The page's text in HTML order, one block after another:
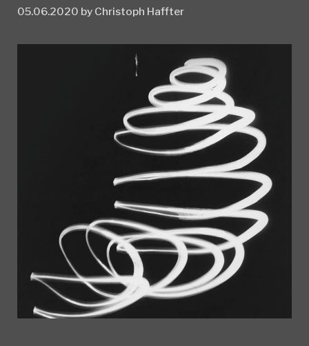
05.06.2020 by Christoph Haffter